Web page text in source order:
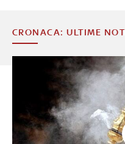
CRONACA: ULTIME